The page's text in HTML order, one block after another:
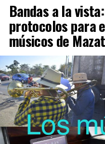
Bandas a la
protocolos para
músicos de